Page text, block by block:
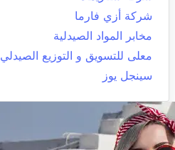
شركة أزي فارما
مخابر المواد الصيدلية
معلى للتسويق و التوزيع الصيدلي
سينجل يوز